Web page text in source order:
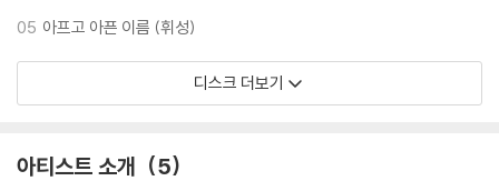
05 아프고 아픈 이름 (휘성)
디스크 더보기
아티스트 소개 5